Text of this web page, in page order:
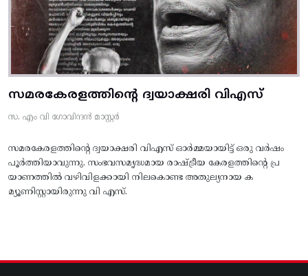
സമരകേരളത്തിൻ്റെ ദ്വയാക്ഷരി വിഎസ്
സ. എം വി ഗോവിന്ദൻ മാസ്റ്റർ
സമരകേരളത്തിൻ്റെ ദ്വയാക്ഷരി വിഎസ് ഓർമ്മയായിട്ട് ഒരു വർഷം
പൂർത്തിയാവുന്നു. സംഭവസമൃദ്ധമായ രാഷ്ട്രീയ കേരളത്തിന്റെ പ്ര
യാണത്തിൽ വഴിവിളക്കായി നിലകൊണ്ട അതുല്യനായ ക
മ്യൂണിസ്റ്റായിരുന്നു വി എസ്.